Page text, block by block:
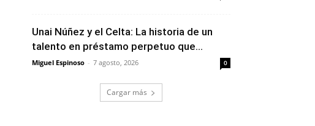
Unai Núñez y el Celta: La historia de un
talento en préstamo perpetuo que...
Miguel Espinoso - 7 agosto, 2026 0
Cargar más